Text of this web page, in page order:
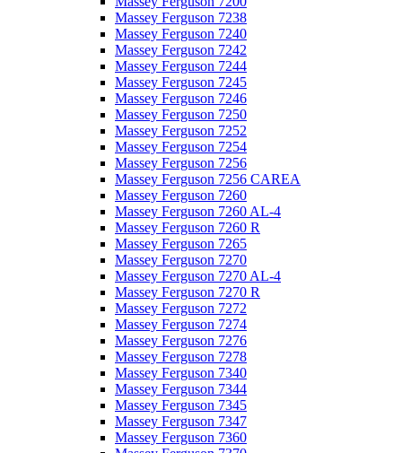
Massey Ferguson 7238
Massey Ferguson 7240
Massey Ferguson 7242
Massey Ferguson 7244
Massey Ferguson 7245
Massey Ferguson 7246
Massey Ferguson 7250
Massey Ferguson 7252
Massey Ferguson 7254
Massey Ferguson 7256
Massey Ferguson 7256 CAREA
Massey Ferguson 7260
Massey Ferguson 7260 AL-4
Massey Ferguson 7260 R
Massey Ferguson 7265
Massey Ferguson 7270
Massey Ferguson 7270 AL-4
Massey Ferguson 7270 R
Massey Ferguson 7272
Massey Ferguson 7274
Massey Ferguson 7276
Massey Ferguson 7278
Massey Ferguson 7340
Massey Ferguson 7344
Massey Ferguson 7345
Massey Ferguson 7347
Massey Ferguson 7360